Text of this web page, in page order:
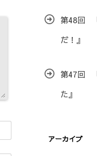
第48回
だ！』
第47回
た』
アーカイブ